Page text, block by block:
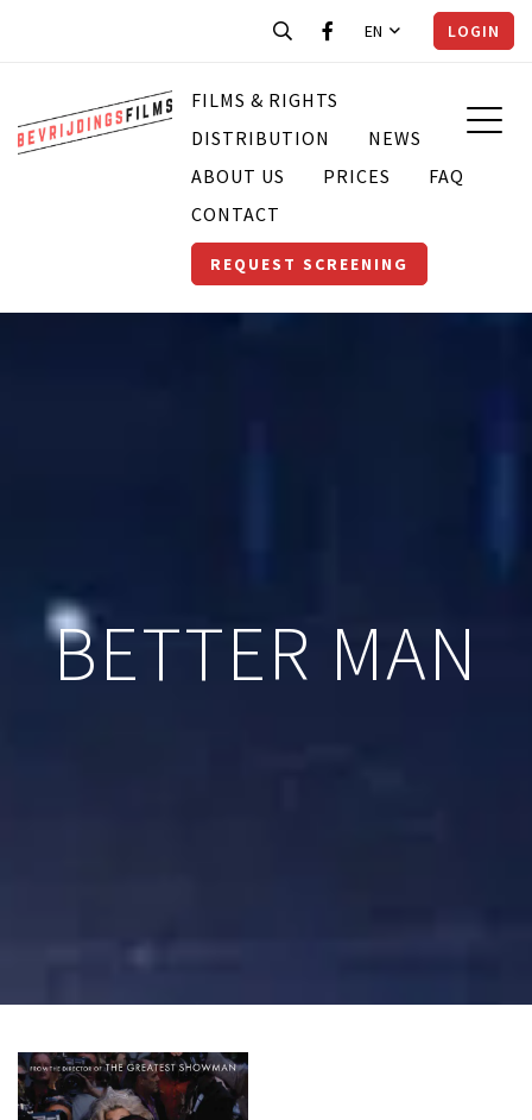
EN LOGIN
FILMS & RIGHTS
DISTRIBUTION
NEWS
ABOUT US
PRICES
FAQ
CONTACT
REQUEST SCREENING
BETTER MAN